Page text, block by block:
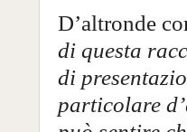
D’altronde
di questa
di
particolare